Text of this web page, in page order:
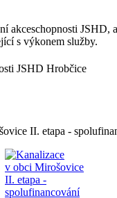
akceschopnosti JSHD,
s výkonem služby.
II. etapa -